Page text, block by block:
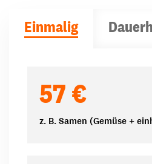
Einmalig
57 €
z. B. Samen (Gemüse +